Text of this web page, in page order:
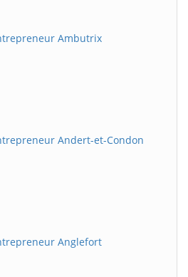
Ambutrix
Andert-et-Condon
Anglefort